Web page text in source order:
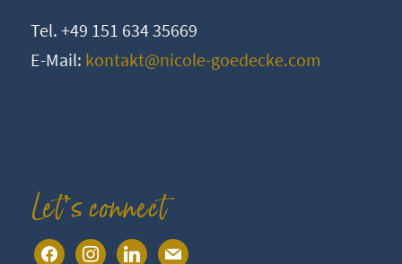
Tel. +49 151 634 35669
E-Mail: kontakt@nicole-goedecke.com
Let’s connect
facebookinstagramlinkedinmail